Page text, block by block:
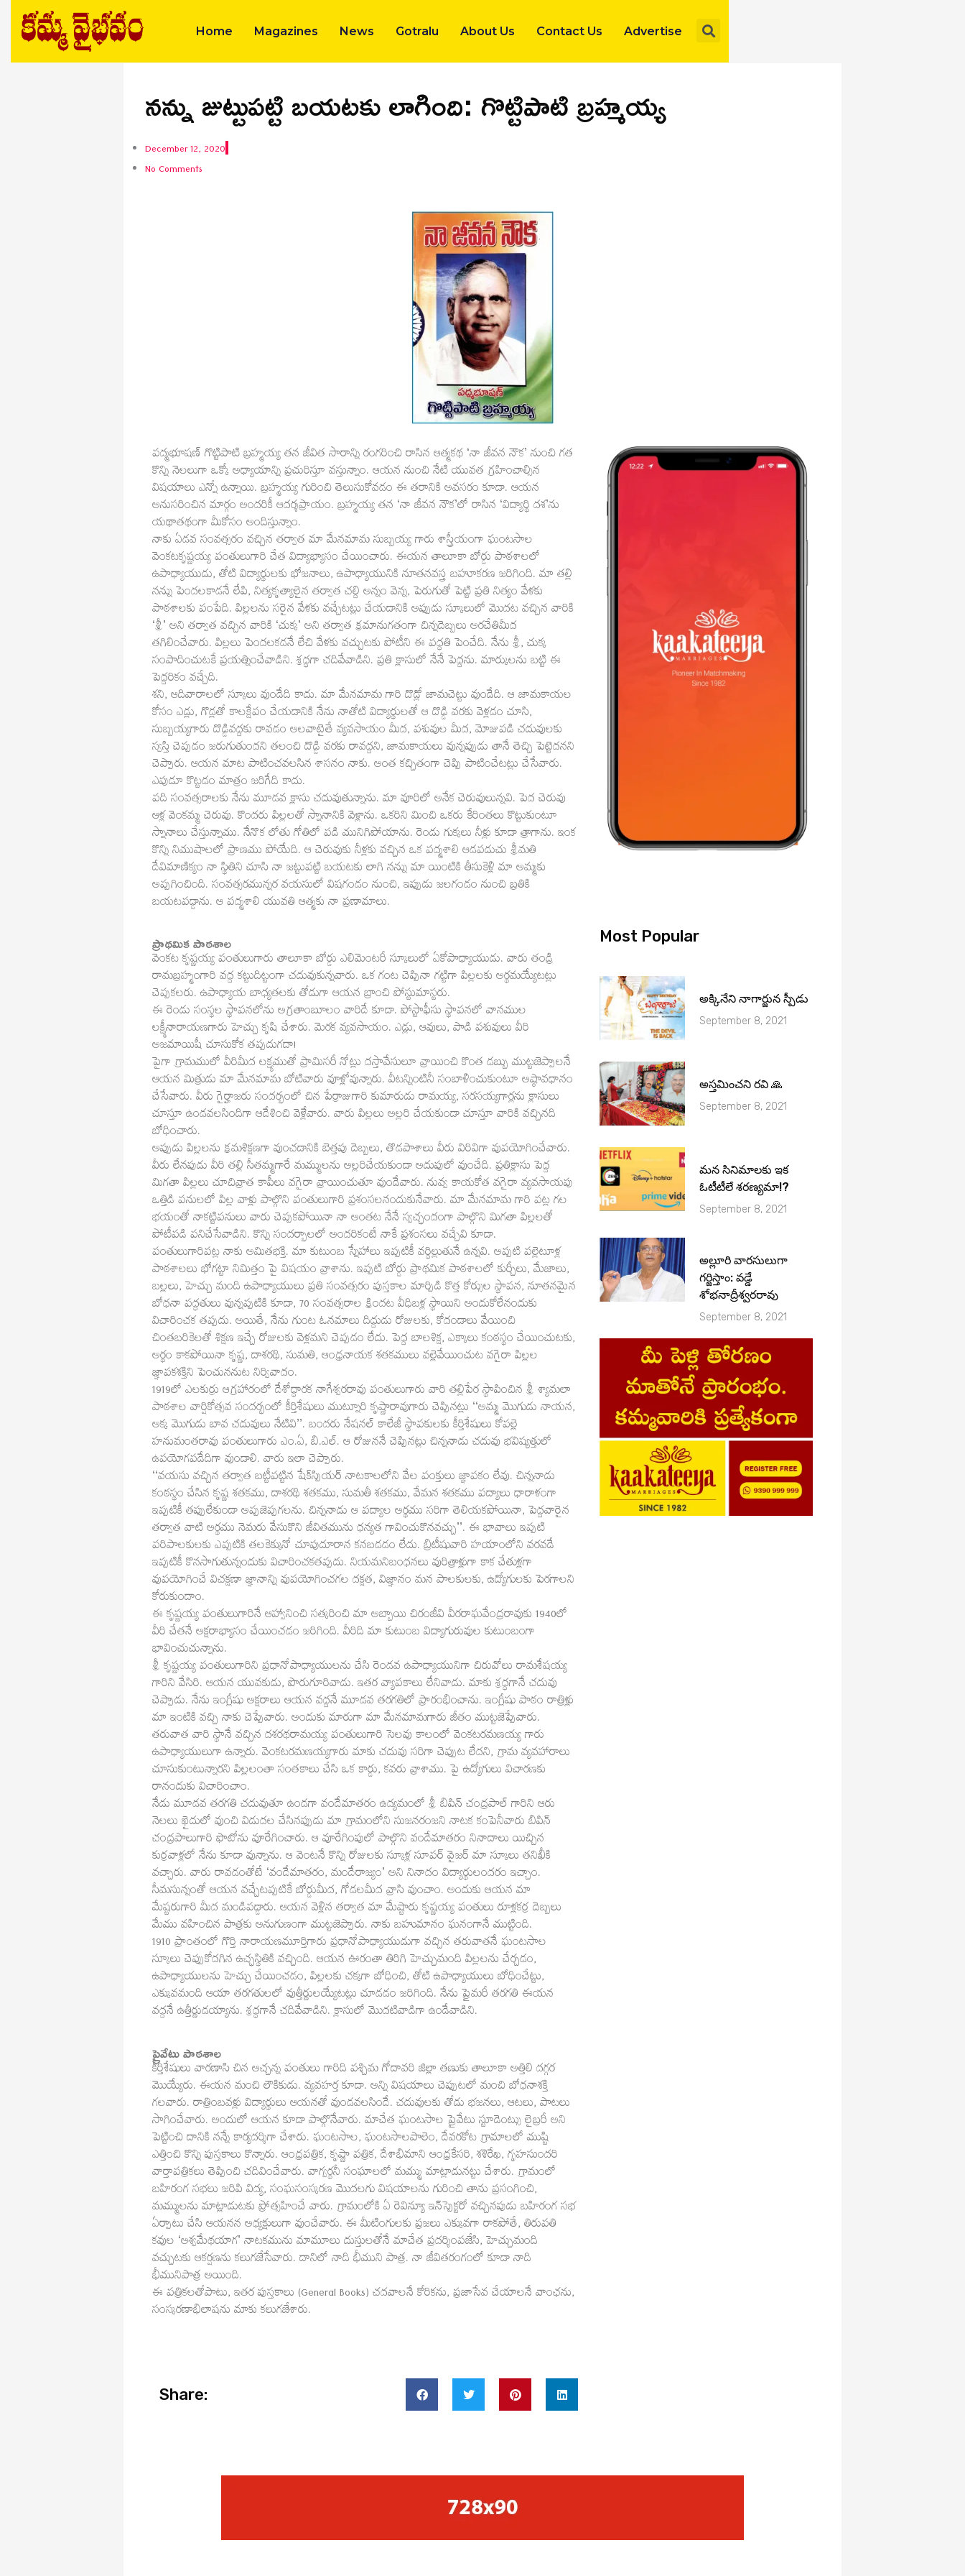
content
Home Magazines News Gotralu About Us Contact Us Advertise
నన్ను జుట్టుపట్టి బయటకు లాగింది: గొట్టిపాటి బ్రహ్మయ్య
December 12, 2020
No Comments
పద్మభూషణ్ గొట్టిపాటి బ్రహ్మయ్య తన జీవిత సారాన్ని రంగరించి రాసిన ఆత్మకథ ‘నా జీవన నౌక’ నుంచి గత
కొన్ని నెలలుగా ఒక్కో అధ్యాయాన్ని ప్రచురిస్తూ వస్తున్నాం. ఆయన నుంచి నేటి యువత గ్రహించాల్సిన
విషయాలు ఎన్నో ఉన్నాయి. బ్రహ్మయ్య గురించి తెలుసుకోవడం ఈ తరానికి అవసరం కూడా. ఆయన
అనుసరించిన మార్గం అందరికీ ఆదర్శప్రాయం. బ్రహ్మయ్య తన ‘నా జీవన నౌక’లో రాసిన ‘విద్యార్థి దశ’ను
యథాతథంగా మీకోసం అందిస్తున్నాం.
నాకు ఏడవ సంవత్సరం వచ్చిన తర్వాత మా మేనమామ సుబ్బయ్య గారు శాస్త్రీయంగా ఘంటసాల
వెంకటకృష్ణయ్య పంతులుగారి చేత విద్యాభ్యాసం చేయించారు. ఈయన తాలూకా బోర్డు పాఠశాలలో
ఉపాధ్యాయుడు, తోటి విద్యార్థులకు భోజనాలు, ఉపాధ్యాయునికి నూతనవస్త్ర బహూకరణ జరిగింది. మా తల్లి
నన్ను పెందలకాడనే లేపి, నిత్యకృత్యాలైన తర్వాత చల్ది అన్నం వెన్న, పెరుగుతో పెట్టి ప్రతి నిత్యం వేళకు
పాఠశాలకు పంపేది. పిల్లలను సరైన వేళకు వచ్చేటట్లు చేయడానికి అప్పుడు స్కూలులో మొదట వచ్చిన వారికి
‘శ్రీ’ అని తర్వాత వచ్చిన వారికి ‘చుక్క’ అని తర్వాత క్రమానుగతంగా చిన్నదెబ్బలు అరచేతిమీద
తగిలించేవారు. పిల్లలు పెందలకడనే లేచి వేళకు వచ్చుటకు పోటీని ఈ పద్ధతి పెంచేది. నేను శ్రీ, చుక్క
సంపాదించుటకే ప్రయత్నించేవాడిని. శ్రద్ధగా చదివేవాడిని. ప్రతి క్లాసులో నేనే పెద్దను. మార్కులను బట్టి ఈ
పెద్దరికం వచ్చేది.
శని, ఆదివారాలలో స్కూలు వుండేది కాదు. మా మేనమామ గారి దొడ్లో జామచెట్టు వుండేది. ఆ జామకాయల
కోసం ఎడ్లు, గొడ్లతో కాలక్షేపం చేయడానికి నేను నాతోటి విద్యార్థులతో ఆ దొడ్డి వరకు వెళ్లడం చూసి,
సుబ్బయ్యగారు దొడ్డివద్దకు రావడం అలవాటైతే వ్యవసాయం మీద, పశువుల మీద, మోజుపడి చదువులకు
స్వస్తి చెప్పడం జరుగుతుందని తలంచి దొడ్డి వరకు రావద్దని, జామకాయలు వున్నప్పుడు తానే తెచ్చి పెట్టెదనని
చెప్పారు. ఆయన మాట పాటించవలసిన శాసనం నాకు. అంత కచ్చితంగా చెప్పి పాటించేటట్లు చేసేవారు.
ఎపుడూ కొట్టడం మాత్రం జరిగేది కాదు.
పది సంవత్సరాలకు నేను మూడవ క్లాసు చదువుతున్నాను. మా వూరిలో అనేక చెరువులున్నవి. పెద చెరువు
ఆళ్ల వెంకమ్మ చెరువు. కొందరు పిల్లలతో స్నానానికి వెళ్లాను. ఒకరిని మించి ఒకరు కేరింతలు కొట్టుకుంటూ
స్నానాలు చేస్తున్నాము. నేనొక లోతు గోతిలో పడి మునిగిపోయాను. రెండు గుక్కలు నీళ్లు కూడా త్రాగాను. ఇంక
కొన్ని నిముషాలలో ప్రాణము పోయేది. ఆ చెరువుకు నీళ్లకు వచ్చిన ఒక పద్మశాలి ఆడపడుచు శ్రీమతి
దేవిమాణిక్యం నా స్థితిని చూసి నా జట్టుపట్టి బయటకు లాగి నన్ను మా యింటికి తీసుకెళ్లి మా అమ్మకు
అప్పగించింది. సంవత్సరమున్నర వయసులో విషగండం నుంచి, ఇప్పుడు జలగండం నుంచి బ్రతికి
బయటపడ్డాను. ఆ పద్మశాలి యువతి ఆత్మకు నా ప్రణామాలు.
ప్రాథమిక పాఠశాల
వెంకట కృష్ణయ్య పంతులుగారు తాలూకా బోర్డు ఎలిమెంటరీ స్కూలులో ఏకోపాధ్యాయుడు. వారు తండ్రి
రామబ్రహ్మంగారి వద్ద కట్టుదిట్టంగా చదువుకున్నవారు. ఒక గంట చెప్పినా గట్టిగా పిల్లలకు అర్థమయ్యేటట్లు
చెప్పకలరు. ఉపాధ్యాయ బాధ్యతలకు తోడుగా ఆయన బ్రాంచి పోస్టుమాస్టరు.
ఈ రెండు సంస్థల స్థాపనలోను అగ్రతాంబూలం వారిదే కూడా. పోస్టాఫీసు స్థాపనలో వానముల
లక్ష్మీనారాయణగారు హెచ్చు కృషి చేశారు. మెరక వ్యవసాయం. ఎడ్లు, ఆవులు, పాడి పశువులు వీరి
అజమాయిషీ చూసుకోక తప్పదుగదా!
పైగా గ్రామములో వీరిమీద లక్ష్యముతో ప్రామిసరీ నోట్లు దస్తావేసులూ వ్రాయించి కొంత డబ్బు ముట్టజెప్పాలనే
ఆయన మిత్రుడు మా మేనమామ బోటివారు వూళ్లోవున్నారు. వీటన్నింటినీ సంబాళించుకుంటూ అష్ఠావధానం
చేసేవారు. వీరు గైర్హాజరు సందర్భంలో చిన పేర్రాజుగారి కుమారుడు రామయ్య, సరసయ్యగార్లను క్లాసులు
చూస్తూ ఉండవలసిందిగా ఆదేశించి వెళ్లేవారు. వారు పిల్లలు అల్లరి చేయకుండా చూస్తూ వారికి వచ్చినది
బోధించారు.
అప్పుడు పిల్లలను క్రమశిక్షణగా వుంచడానికి బెత్తపు దెబ్బలు, తొడపాశాలు వీరు విరివిగా వుపయోగించేవారు.
వీరు లేనపుడు వీరి తల్లి సీతమ్మగారే మమ్ములను అల్లరిచేయకుండా అదుపులో వుంచేది. ప్రతిక్లాసు పెద్ద
మిగతా పిల్లలు చూచివ్రాత కాపీలు వగైరా వ్రాయించుతూ వుండేవారు. నువ్వ కాయకోత వగైరా వ్యవసాయపు
ఒత్తిడి పనులలో పిల్ల వాళ్లు పాల్గొని పంతులుగారి ప్రశంసలనందుకునేవారు. మా మేనమామ గారి పట్ల గల
భయంతో నాకట్టిపనులు వారు చెప్పకపోయినా నా అంతట నేనే స్వచ్ఛందంగా పాల్గొని మిగతా పిల్లలతో
పోటీపడి పనిచేసేవాడిని. కొన్ని సందర్భాలలో అందరికంటే నాకే ప్రశంసలు వచ్చేవి కూడా.
పంతులుగారిపట్ల నాకు అమితభక్తి. మా కుటుంబ స్నేహాలు ఇప్పటికీ వర్ధిల్లుతునే ఉన్నవి. అప్పటి పల్లెటూళ్ల
పాఠశాలలు భోగట్టా నిమిత్తం పై విషయం వ్రాశాను. ఇప్పటి బోర్డు ప్రాథమిక పాఠశాలలో కుర్చీలు, మేజాలు,
బల్లలు, హెచ్చు మంది ఉపాధ్యాయులు ప్రతి సంవత్సరం పుస్తకాల మార్పిడి కొత్త కోర్సుల స్థాపన, నూతనమైన
బోధనా పద్ధతులు వున్నప్పటికి కూడా, 70 సంవత్సరాల క్రిందట వీధిబళ్ల స్థాయిని అందుకోలేనందుకు
విచారించక తప్పదు. అయితే, నేను గుంట ఓనమాలు దిద్దుడు రోజులకు, కోదండాలు వేయించి
చింతబరికెలతో శిక్షణ ఇచ్చే రోజులకు వెళ్లమని చెప్పడం లేదు. పెద్ద బాలశిక్ష, ఎక్కాలు కంఠస్థం చేయించుటకు,
అర్థం కాకపోయినా కృష్ణ, దాశరథి, సుమతి, ఆంధ్రనాయక శతకములు వల్లెవేయించుట వగైరా పిల్లల
జ్ఞాపకశక్తిని పెంచుననుట నిర్వివాదం.
1919లో ఎలకుర్రు ఆగ్రహారంలో దేశోద్ధారక నాగేశ్వరరావు పంతులుగారు వారి తల్లిపేర స్థాపించిన శ్రీ శ్యామలా
పాఠశాల వార్షికోత్సవ సందర్భంలో కీర్తిశేషులు ముట్నూరి కృష్ణారావుగారు చెప్పినట్లు ‘‘అమ్మ మొగుడు నాయన,
అక్క మొగుడు బావ చదువులు నేటివి’’. బందరు నేషనల్ కాలేజీ స్థాపకులకు కీర్తిశేషులు కోపల్లె
హనుమంతరావు పంతులుగారు ఎం.ఏ, బి.ఎల్. ఆ రోజుననే చెప్పినట్లు చిన్ననాడు చదువు భవిష్యత్తులో
ఉపయోగపడేదిగా వుండాలి. వారు ఇలా చెప్పారు.
‘‘వయసు వచ్చిన తర్వాత బట్టీపట్టిన షేక్‌స్పియర్ నాటకాలలోని వేల పంక్తులు జ్ఞాపకం లేవు. చిన్ననాడు
కంఠస్థం చేసిన కృష్ణ శతకము, దాశరథి శతకము, సుమతీ శతకము, వేమన శతకము పద్యాలు ధారాళంగా
ఇప్పటికీ తప్పులేకుండా అప్పజెప్పగలను. చిన్ననాడు ఆ పద్యాల అర్థము సరిగా తెలియకపోయినా, పెద్దవారైన
తర్వాత వాటి అర్థము నెమరు వేసుకొని జీవితమును ధన్యత గావించుకొనవచ్చు’’. ఈ భావాలు ఇప్పటి
పరిపాలకులకు ఎప్పటికి తలకెక్కునో చూపుదూరాన కనబడడం లేదు. బ్రిటీషువారి హయాంలోని వరవడే
ఇప్పటికీ కొనసాగుతున్నందుకు విచారించకతప్పదు. నియమనిబంధనలు వురిత్రాళ్లుగా కాక చేతుళ్లగా
వుపయోగించే విచక్షణా జ్ఞానాన్ని వుపయోగించగల దక్షత, విజ్ఞానం మన పాలకులకు, ఉద్యోగులకు పెరగాలని
కోరుకుందాం.
ఈ కృష్ణయ్య పంతులుగారినే ఆహ్వానించి సత్కరించి మా అబ్బాయి చిరంజీవి వీరరాఘవేంద్రరావుకు 1940లో
వీరి చేతనే అక్షరాభ్యాసం చేయించడం జరిగింది. వీరిది మా కుటుంబ విద్యాగురువుల కుటుంబంగా
భావించుచున్నాను.
శ్రీ కృష్ణయ్య పంతులుగారిని ప్రధానోపాధ్యాయులను చేసి రెండవ ఉపాధ్యాయునిగా చిరువోలు రామశేషయ్య
గారిని వేసిరి. ఆయన యువకుడు, పొరుగూరివాడు. ఇతర వ్యాపకాలు లేనివాడు. మాకు శ్రద్ధగానే చదువు
చెప్పాడు. నేను ఇంగ్లీషు అక్షరాలు ఆయన వద్దనే మూడవ తరగతిలో ప్రారంభించాను. ఇంగ్లీషు పాఠం రాత్రిళ్లు
మా ఇంటికి వచ్చి నాకు చెప్పేవారు. అందుకు మారుగా మా మేనమామగారు జీతం ముట్టజెప్పేవారు.
తరువాత వారి స్థానే వచ్చిన దశరథరామయ్య పంతులుగారి సెలవు కాలంలో వెంకటరమణయ్య గారు
ఉపాధ్యాయులుగా ఉన్నారు. వెంకటరమణయ్యగారు మాకు చదువు సరిగా చెప్పుట లేదని, గ్రామ వ్యవహారాలు
చూసుకుంటున్నారని పిల్లలంతా సంతకాలు చేసి ఒక కార్డు, కవరు వ్రాశాము. పై ఉద్యోగులు విచారణకు
రానందుకు విచారించాం.
నేడు మూడవ తరగతి చదువుతూ ఉండగా వందేమాతరం ఉద్యమంలో శ్రీ బిపిన్ చంద్రపాల్ గారిని ఆరు
నెలలు ఖైదులో వుంచి విడుదల చేసినప్పుడు మా గ్రామంలోని సుజనరంజని నాటక కంపెనీవారు బిపిన్
చంద్రపాలుగారి ఫొటోను వూరేగించారు. ఆ వూరేగింపులో పాల్గొని వందేమాతరం నినాదాలు యిచ్చిన
కుర్రవాళ్లలో నేను కూడా వున్నాను. ఆ వెంటనే కొన్ని రోజులకు స్కూళ్ల సూపర్ వైజర్ మా స్కూలు తనిఖీకి
వచ్చారు. వారు రావడంతోటే ‘వందేమాతరం, మందేరాజ్యం’ అని నినాదం విద్యార్థులందరం ఇచ్చాం.
సీమసున్నంతో ఆయన వచ్చేటప్పటికే బోర్డుమీద, గోడలమీద వ్రాసి వుంచాం. అందుకు ఆయన మా
మేష్టరుగారి మీద మండిపడ్డారు. ఆయన వెళ్లిన తర్వాత మా మేష్టారు కృష్ణయ్య పంతులు రూళ్లకర్ర దెబ్బలు
మేము వహించిన పాత్రకు అనుగుణంగా ముట్టజెప్పారు. నాకు బహుమానం ఘనంగానే ముట్టింది.
1910 ప్రాంతంలో గొర్తి నారాయణమూర్తిగారు ప్రధానోపాధ్యాయుడుగా వచ్చిన తరువాతనే ఘంటసాల
స్కూలు చెప్పుకోదగిన ఉచ్ఛస్థితికి వచ్చింది. ఆయన ఊరంతా తిరిగి హెచ్చుమంది పిల్లలను చేర్చడం,
ఉపాధ్యాయులను హెచ్చు చేయించడం, పిల్లలకు చక్కగా బోధించి, తోటి ఉపాధ్యాయులు బోధించేట్టు,
ఎక్కువమంది ఆయా తరగతులలో వుత్తీర్ణులయ్యేటట్లు చూడడం జరిగింది. నేను ప్రైమరీ తరగతి ఈయన
వద్దనే ఉత్తీర్ణుడయ్యాను. శ్రద్ధగానే చదివేవాడిని. క్లాసులో మొదటివాడిగా ఉండేవాడిని.
ప్రైవేటు పాఠశాల
కీర్తిశేషులు వారణాసి చిన అచ్చన్న పంతులు గారిది పశ్చిమ గోదావరి జిల్లా తణుకు తాలూకా అత్తిలి దగ్గర
మొయ్యేరు. ఈయన మంచి లౌకికుడు. వ్యవహర్త కూడా. అన్ని విషయాలు చెప్పుటలో మంచి బోధనాశక్తి
గలవారు. రాత్రింబవళ్లు విద్యార్థులు ఆయనతో వుండవలసిందే. చదువులకు తోడు భజనలు, ఆటలు, పాటలు
సాగించేవారు. అందులో ఆయన కూడా పాల్గొనేవారు. మాచేత ఘంటసాల ప్రైవేటు స్టూడెంట్సు లైబ్రరీ అని
పెట్టించి దానికి నన్నే కార్యదర్శిగా చేశారు. ఘంటసాల, ఘంటసాలపాలెం, దేవరకోట గ్రామాలలో ముష్టి
ఎత్తించి కొన్ని పుస్తకాలు కొన్నారు. ఆంధ్రపత్రిక, కృష్ణా పత్రిక, దేశాభిమాని ఆంధ్రకేసరి, శశిరేఖ, గృహసుందరి
వార్తాపత్రికలు తెప్పించి చదివించేవారు. వాగ్వర్థనీ సంఘాలలో మమ్ము మాట్లాడునట్టు చేశారు. గ్రామంలో
బహిరంగ సభలు జరిపి విద్య, సంఘసంస్కరణ మొదలగు విషయాలను గురించి తాను ప్రసంగించి,
మమ్ములను మాట్లాడుటకు ప్రోత్సహించే వారు. గ్రామంలోకి ఏ రెవిన్యూ ఇన్‌స్పెక్టరో వచ్చినపుడు బహిరంగ సభ
ఏర్పాటు చేసి ఆయనన అధ్యక్షులుగా వుంచేవారు. ఈ మీటింగులకు ప్రజలు ఎక్కువగా రాకపోతే, తిరుపతి
కవుల ‘అశ్వమేథయాగ’ నాటకమును మామూలు దుస్తులతోనే మాచేత ప్రదర్శింపజేసి, హెచ్చుమంది
వచ్చుటకు ఆకర్షణను కలుగజేసేవారు. దానిలో నాది భీముని పాత్ర. నా జీవితరంగంలో కూడా నాది
భీమునిపాత్ర అయింది.
ఈ పత్రికలతోపాటు, ఇతర పుస్తకాలు (General Books) చదవాలనే కోరికను, ప్రజాసేవ చేయాలనే వాంఛను,
సంస్కరణాభిలాషను మాకు కలుగజేశారు.
Share:
Most Popular
అక్కినేని నాగార్జున స్పీడు
September 8, 2021
అస్తమించని రవి 🙏
September 8, 2021
మ‌న సినిమాల‌కు ఇక
ఓటీటీలే శ‌ర‌ణ్య‌మా!?
September 8, 2021
అల్లూరి వారసులుగా
గర్జిస్తాం: వడ్డే
శోభనాద్రీశ్వరరావు
September 8, 2021